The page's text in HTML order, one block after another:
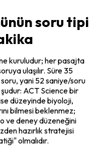
soru tipi
kuruludur; her pasajta
ulaşılır. Süre 35
soru, yani 52 saniye/soru
ACT Science bir
düzeyinde biyoloji,
bilmesi beklenmez;
ve deney düzeneğini
hazırlık stratejisi
olmalıdır.